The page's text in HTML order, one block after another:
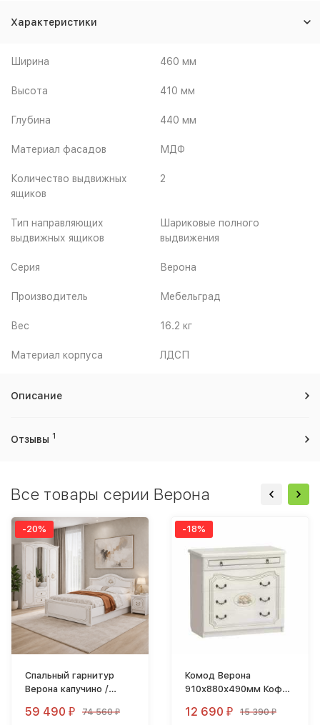
Характеристики
Ширина 460 мм
Высота 410 мм
Глубина 440 мм
Материал фасадов МДФ
Количество выдвижных
ящиков
2
Тип направляющих
выдвижных ящиков
Шариковые полного
выдвижения
Серия Верона
Производитель Мебельград
Вес 16.2 кг
Материал корпуса ЛДСП
Описание
Отзывы 1
Все товары серии Верона
-20%
Спальный гарнитур
Верона капучино /
59 490 ₽ 74 560₽
-18%
Комод Верона
910х880х490мм Кофе
12 690 ₽ 15 390₽